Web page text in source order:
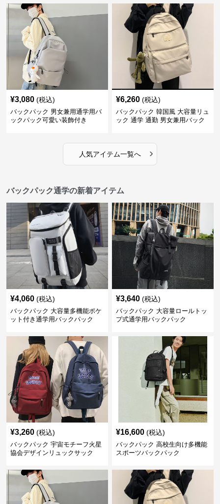
¥3,080 (税込)
バックパック 男女兼用通学用バ
ックパック可愛い装飾付き
¥6,260 (税込)
バックパック 韓国風 大容量リュ
ック 通学 通勤 男女兼用バック
人気アイテム一覧へ ›
バックパック通学の新着アイテム
¥4,060 (税込)
バックパック 大容量多機能ポケ
ット付き通学用バックパック
¥3,640 (税込)
バックパック 大容量ロールトッ
プ式通学用バックパック
¥3,260 (税込)
バックパック 宇宙モチーフ火星
協会デザインリュックサック
¥16,600 (税込)
バックパック 高校生向け多機能
スポーツバックパック